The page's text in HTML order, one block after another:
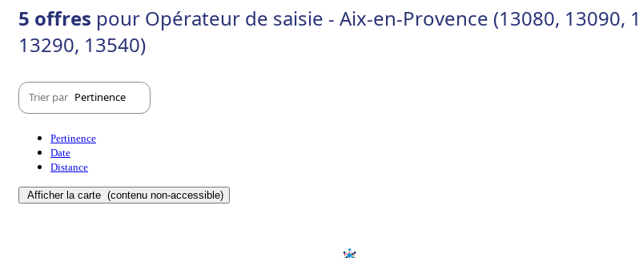
5 offres pour Opérateur de saisie - Aix-en-Provence (13080, 13090,
13290, 13540)
Trier par Pertinence
Pertinence
Date
Distance
Afficher la carte (contenu non-accessible)